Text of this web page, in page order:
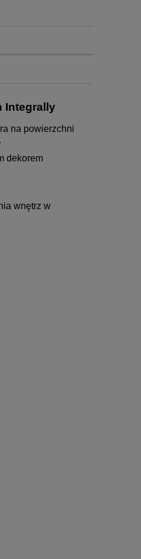
Integrally
na powierzchni
dekorem
wnętrz w